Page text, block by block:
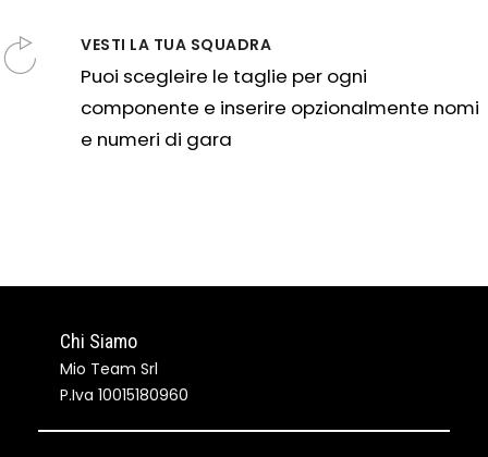
VESTI LA TUA SQUADRA
Puoi scegleire le taglie per ogni
componente e inserire opzionalmente nomi
e numeri di gara
Chi Siamo
Mio Team Srl
P.Iva 10015180960